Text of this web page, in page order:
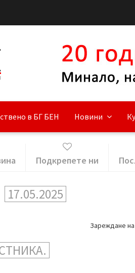
в БГ БЕН Новини
Подкрепете ни
17.05.2025
Зареждане